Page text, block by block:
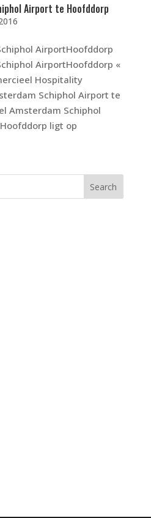
Airport te Hoofddorp
AirportHoofddorp
AirportHoofddorp «
Hospitality
Schiphol Airport te
Amsterdam Schiphol
ligt op